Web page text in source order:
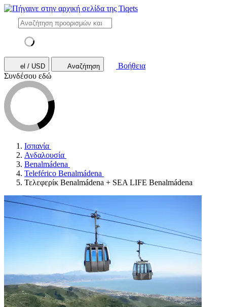
el / USD Αναζήτηση
Βοήθεια
Συνδέσου εδώ
Ισπανία
Ανδαλουσία
Benalmádena
Teleférico Benalmádena
Τελεφερίκ Benalmádena + SEA LIFE Benalmádena